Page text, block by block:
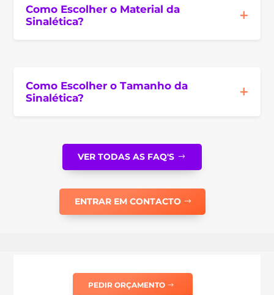
Como Escolher o Material da
Sinalética?
Como Escolher o Tamanho da
Sinalética?
VER TODAS AS FAQ'S
ENTRAR EM CONTACTO
PEDIR ORÇAMENTO